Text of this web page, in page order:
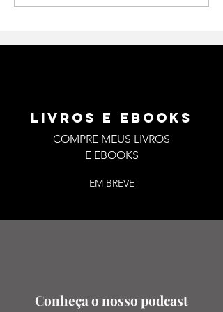
LIVROS E EBOOKS
COMPRE MEUS LIVROS
E EBOOKS
EM BREVE
Conheça o nosso podcast